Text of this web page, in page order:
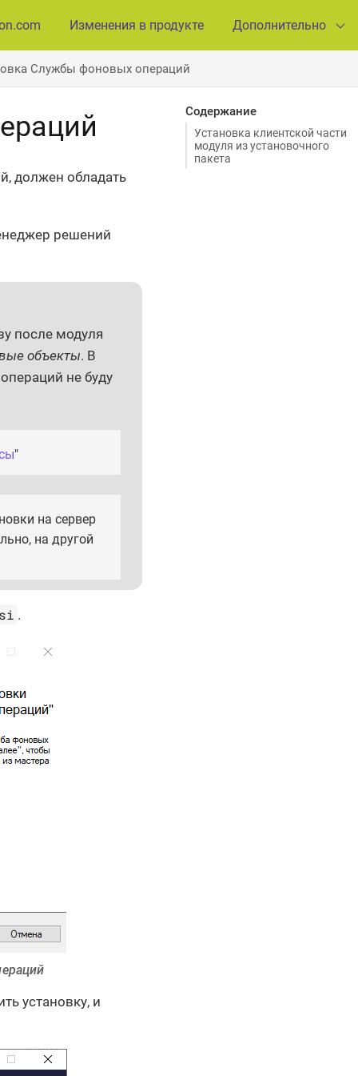
Изменения в продукте Дополнительно
Службы фоновых операций
Содержание
Установка клиентской части
модуля из установочного
пакета
должен обладать
решений
после модуля
объекты. В
не буду
"
на сервер
на другой
.
установку, и